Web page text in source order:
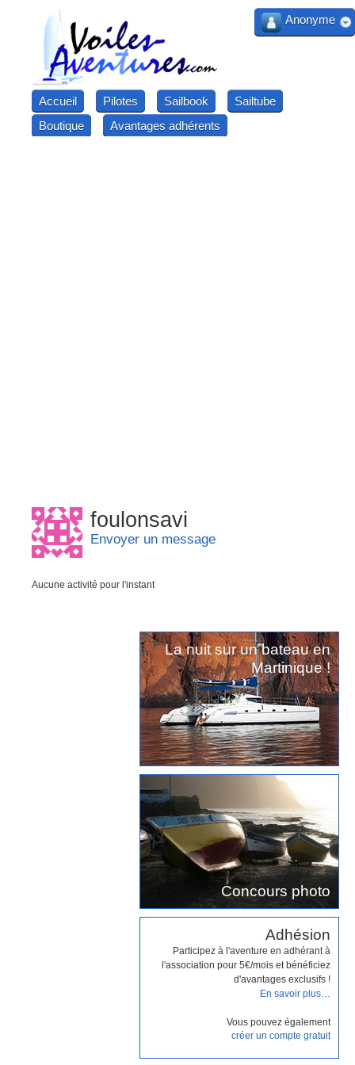
Accueil Pilotes Sailbook
Sailtube
Boutique
Avantages adhérents
foulonsavi
Envoyer un message
Aucune activité pour l'instant
La nuit sur un bateau en
Martinique !
Concours photo
Adhésion
Participez à l'aventure en adhérant à
l'association pour 5€/mois et bénéficiez
d'avantages exclusifs !
En savoir plus…
Vous pouvez également
créer un compte gratuit
Anonyme